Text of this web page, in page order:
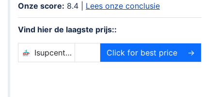
Onze score: 8.4 | Lees onze conclusie
Vind hier de laagste prijs::
Isupcenter.nl Click for best price